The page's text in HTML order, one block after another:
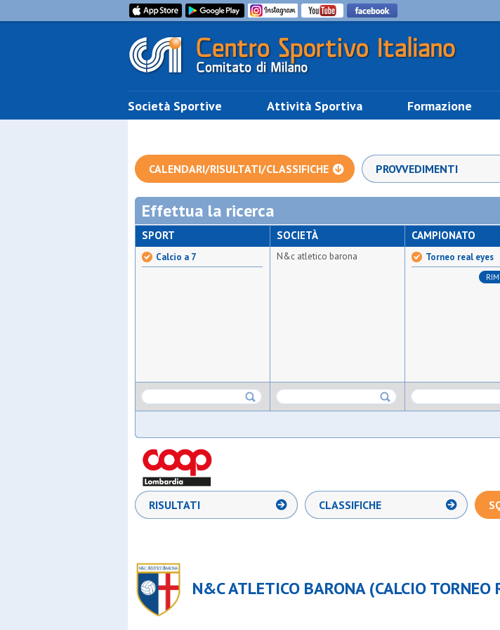
Società Sportive Attività Sportiva Formazione
CALENDARI/RISULTATI/CLASSIFICHE PROVVEDIMENTI
Effettua la ricerca
SPORT
Calcio a 7
SOCIETÀ
N&c atletico barona
CAMPIONATO
Torneo real eyes
RISULTATI CLASSIFICHE
N&C ATLETICO BARONA (CALCIO TORNEO